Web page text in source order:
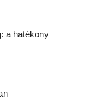
a hatékony